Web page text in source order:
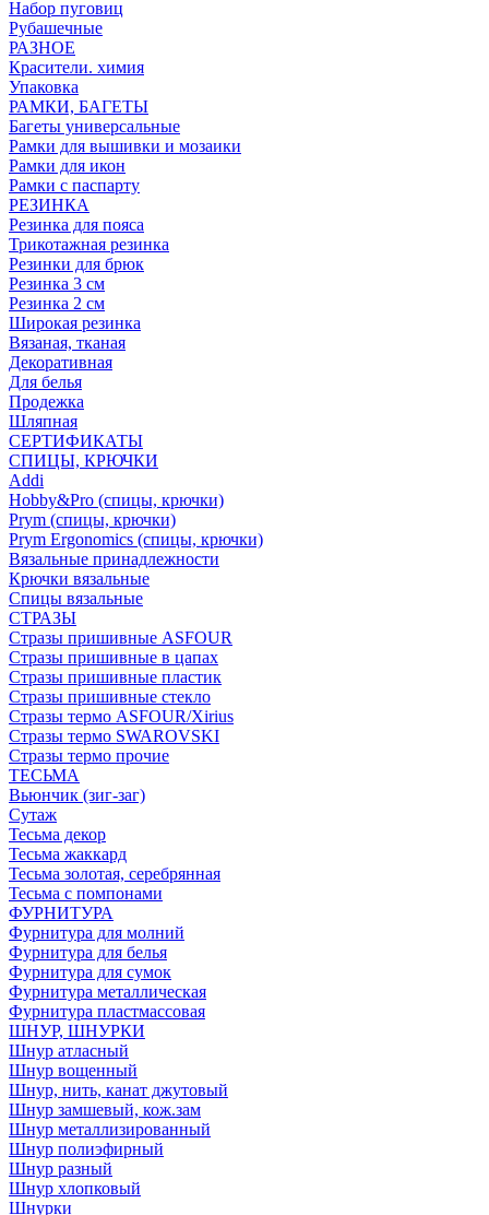
Набор пуговиц
Рубашечные
РАЗНОЕ
Красители. химия
Упаковка
РАМКИ, БАГЕТЫ
Багеты универсальные
Рамки для вышивки и мозаики
Рамки для икон
Рамки с паспарту
РЕЗИНКА
Резинка для пояса
Трикотажная резинка
Резинки для брюк
Резинка 3 см
Резинка 2 см
Широкая резинка
Вязаная, тканая
Декоративная
Для белья
Продежка
Шляпная
СЕРТИФИКАТЫ
СПИЦЫ, КРЮЧКИ
Addi
Hobby&Pro (спицы, крючки)
Prym (спицы, крючки)
Prym Ergonomics (спицы, крючки)
Вязальные принадлежности
Крючки вязальные
Спицы вязальные
СТРАЗЫ
Стразы пришивные ASFOUR
Стразы пришивные в цапах
Стразы пришивные пластик
Стразы пришивные стекло
Стразы термо ASFOUR/Xirius
Стразы термо SWAROVSKI
Стразы термо прочие
ТЕСЬМА
Вьюнчик (зиг-заг)
Сутаж
Тесьма декор
Тесьма жаккард
Тесьма золотая, серебрянная
Тесьма с помпонами
ФУРНИТУРА
Фурнитура для молний
Фурнитура для белья
Фурнитура для сумок
Фурнитура металлическая
Фурнитура пластмассовая
ШНУР, ШНУРКИ
Шнур атласный
Шнур вощенный
Шнур, нить, канат джутовый
Шнур замшевый, кож.зам
Шнур металлизированный
Шнур полиэфирный
Шнур разный
Шнур хлопковый
Шнурки